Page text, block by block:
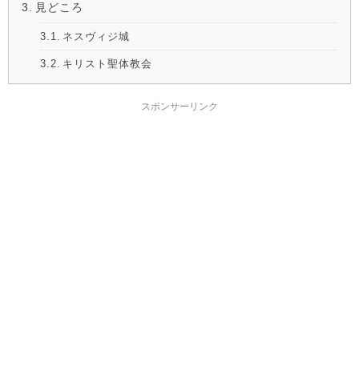
見どころ
ネスヴィジ城
キリスト聖体教会
スポンサーリンク